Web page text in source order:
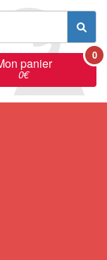
panier
0€
0